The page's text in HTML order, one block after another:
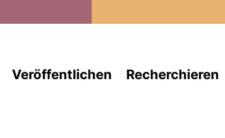
Veröffentlichen Recherchieren